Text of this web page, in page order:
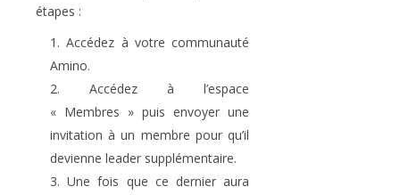
étapes :
Accédez à votre communauté
Amino.
Accédez à l’espace
« Membres » puis envoyer une
invitation à un membre pour qu’il
devienne leader supplémentaire.
Une fois que ce dernier aura